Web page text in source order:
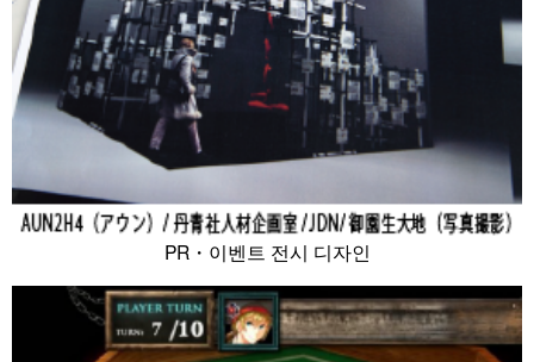
PR・이벤트 전시 디자인